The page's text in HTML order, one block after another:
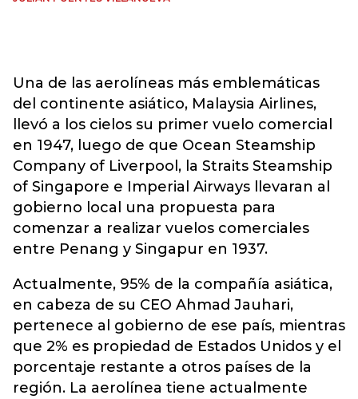
Una de las aerolíneas más emblemáticas
del continente asiático, Malaysia Airlines,
llevó a los cielos su primer vuelo comercial
en 1947, luego de que Ocean Steamship
Company of Liverpool, la Straits Steamship
of Singapore e Imperial Airways llevaran al
gobierno local una propuesta para
comenzar a realizar vuelos comerciales
entre Penang y Singapur en 1937.
Actualmente, 95% de la compañía asiática,
en cabeza de su CEO Ahmad Jauhari,
pertenece al gobierno de ese país, mientras
que 2% es propiedad de Estados Unidos y el
porcentaje restante a otros países de la
región. La aerolínea tiene actualmente